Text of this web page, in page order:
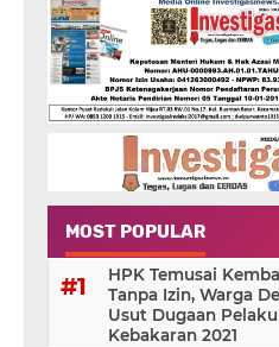
MOST POPULAR
HPK Temusai
Tanpa Izin, Warga
Usut Dugaan
Kebakaran 2021